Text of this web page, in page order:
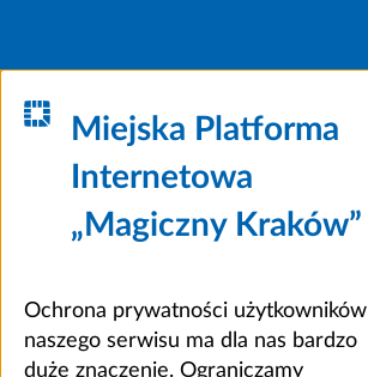
Miejska Platforma
Internetowa
„Magiczny Kraków”
Ochrona prywatności użytkowników
naszego serwisu ma dla nas bardzo
duże znaczenie. Ograniczamy